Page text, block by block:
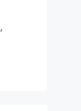
,